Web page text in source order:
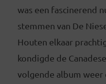
was een fascinerend
stemmen van De
Houten elkaar
kondigde de
volgende album weer